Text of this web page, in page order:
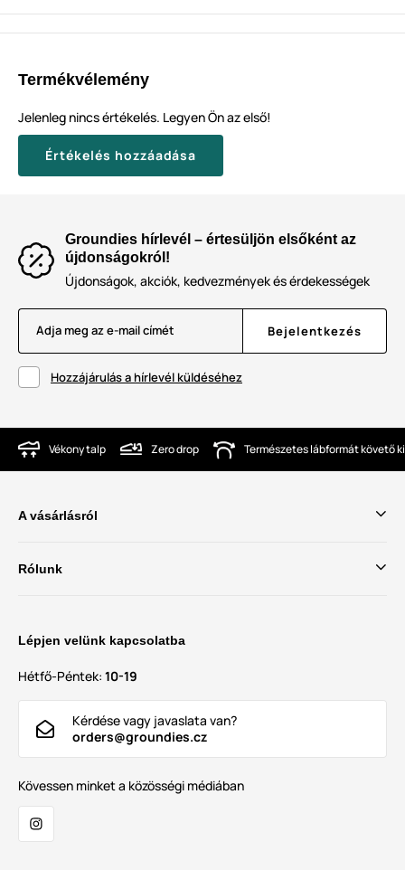
Termékvélemény
Jelenleg nincs értékelés. Legyen Ön az első!
Értékelés hozzáadása
Groundies hírlevél – értesüljön elsőként az
újdonságokról!
Újdonságok, akciók, kedvezmények és érdekességek
Adja meg az e-mail címét Bejelentkezés
Hozzájárulás a hírlevél küldéséhez
Vékony talp Zero drop Természetes lábformát követő
A vásárlásról
Rólunk
Lépjen velünk kapcsolatba
Hétfő-Péntek: 10-19
Kérdése vagy javaslata van?
orders@groundies.cz
Kövessen minket a közösségi médiában